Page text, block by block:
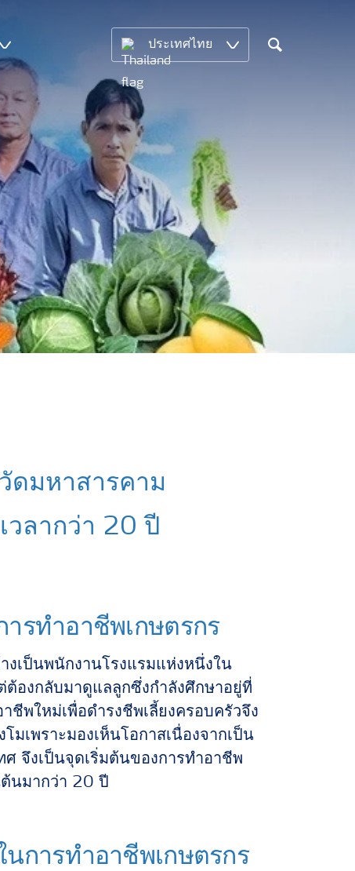
ประเทศไทย
Search
ดมหาสารคาม
วลากว่า 20 ปี
รทำอาชีพเกษตรกร
งเป็นพนักงานโรงแรมแห่งหนึ่งใน
ต้องกลับมาดูแลลูกซึ่งกำลังศึกษาอยู่ที่
ชีพใหม่เพื่อดำรงชีพเลี้ยงครอบครัวจึง
มเพราะมองเห็นโอกาสเนื่องจากเป็น
ศ จึงเป็นจุดเริ่มต้นของการทำอาชีพ
นมากว่า 20 ปี
การทำอาชีพเกษตรกร